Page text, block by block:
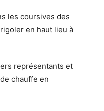
les coursives des
en haut lieu à
représentants et
chauffe en